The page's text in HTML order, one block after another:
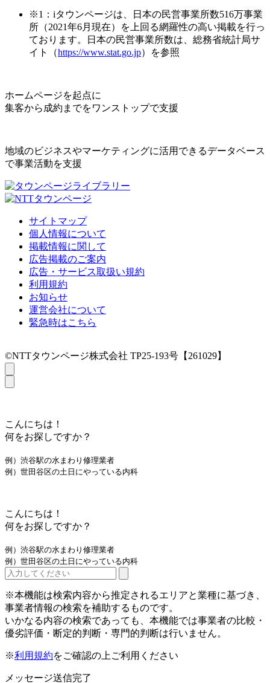
※1：iタウンページは、日本の民営事業所数516万事業
所（2021年6月現在）を上回る網羅性の高い掲載を行っ
ております。日本の民営事業所数は、総務省統計局サ
イト（https://www.stat.go.jp）を参照
ホームページを起点に
集客から成約までをワンストップで支援
地域のビジネスやマーケティングに活用できるデータベース
で事業活動を支援
サイトマップ
個人情報について
掲載情報に関して
広告掲載のご案内
広告・サービス取扱い規約
利用規約
お知らせ
運営会社について
緊急時はこちら
©NTTタウンページ株式会社 TP25-193号【261029】
こんにちは！
何をお探しですか？
例）渋谷駅の水まわり修理業者
例）世田谷区の土日にやっている内科
こんにちは！
何をお探しですか？
例）渋谷駅の水まわり修理業者
例）世田谷区の土日にやっている内科
※本機能は検索内容から推定されるエリアと業種に基づき、
事業者情報の検索を補助するものです。
いかなる内容の検索であっても、本機能では事業者の比較・
優劣評価・断定的判断・専門的判断は行いません。
※利用規約をご確認の上ご利用ください
メッセージ送信完了